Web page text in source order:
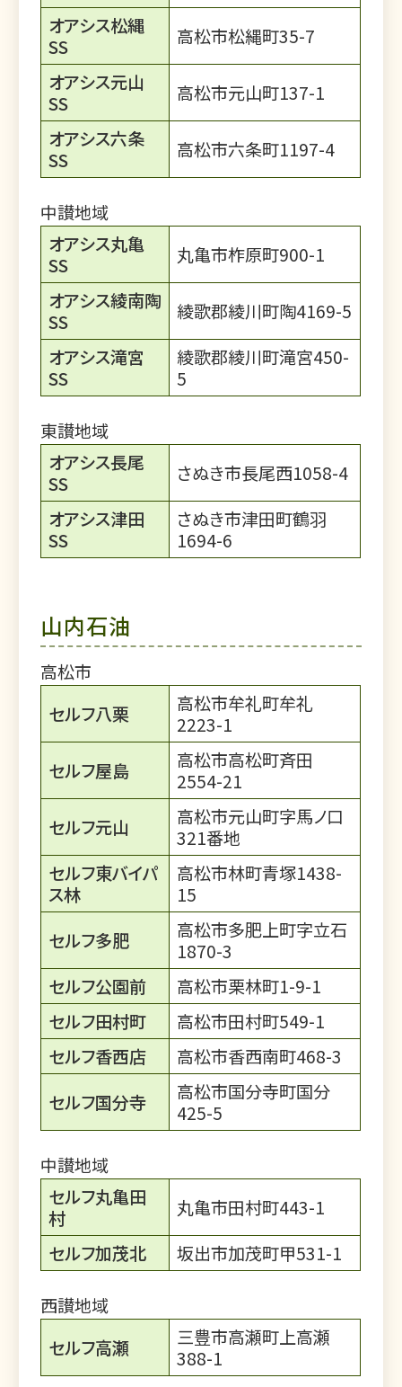
オアシス松縄
SS
高松市松縄町35-7
オアシス元山
SS
高松市元山町137-1
オアシス六条
SS
高松市六条町1197-4
中讃地域
オアシス丸亀
SS
丸亀市柞原町900-1
オアシス綾南陶
SS
綾歌郡綾川町陶4169-5
オアシス滝宮
SS
綾歌郡綾川町滝宮450-
5
東讃地域
オアシス長尾
SS
さぬき市長尾西1058-4
オアシス津田
SS
さぬき市津田町鶴羽
1694-6
山内石油
高松市
セルフ八栗
高松市牟礼町牟礼
2223-1
セルフ屋島
高松市高松町斉田
2554-21
セルフ元山
高松市元山町字馬ノ口
321番地
セルフ東バイパ
ス林
高松市林町青塚1438-
15
セルフ多肥
高松市多肥上町字立石
1870-3
セルフ公園前
高松市栗林町1-9-1
セルフ田村町
高松市田村町549-1
セルフ香西店
高松市香西南町468-3
セルフ国分寺
高松市国分寺町国分
425-5
中讃地域
セルフ丸亀田
村
丸亀市田村町443-1
セルフ加茂北
坂出市加茂町甲531-1
西讃地域
セルフ高瀬
三豊市高瀬町上高瀬
388-1